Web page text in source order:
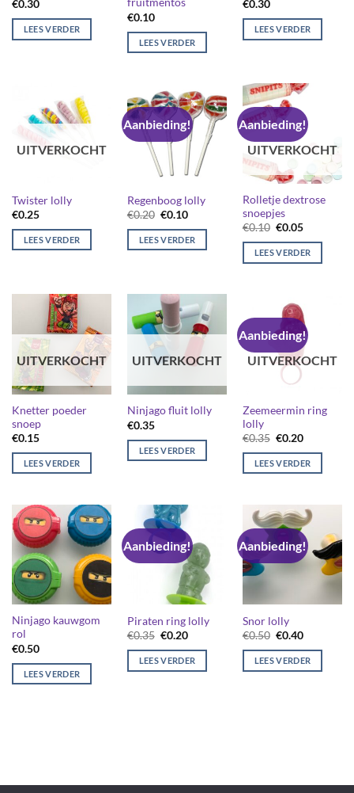
€0.30
LEES VERDER
fruitmentos
€0.10
LEES VERDER
€0.30
LEES VERDER
UITVERKOCHT
Twister lolly
€0.25
LEES VERDER
Aanbieding!
Regenboog lolly
€0.20 Oorspronkelijke
was:
€0.20.
€0.10Huidige
is:
€0.10.
LEES VERDER
Aanbieding!
UITVERKOCHT
Rolletje dextrose
snoepjes
€0.10 Oorspronkelijke
was:
€0.10.
€0.05Huidige
is:
€0.05.
LEES VERDER
UITVERKOCHT
Knetter poeder
snoep
€0.15
LEES VERDER
UITVERKOCHT
Ninjago fluit lolly
€0.35
LEES VERDER
Aanbieding!
UITVERKOCHT
Zeemeermin ring
lolly
€0.35 Oorspronkelijke
was:
€0.35.
€0.20Huidige
is:
€0.20.
LEES VERDER
Ninjago kauwgom
rol
€0.50
LEES VERDER
Aanbieding!
Piraten ring lolly
€0.35 Oorspronkelijke
was:
€0.35.
€0.20Huidige
is:
€0.20.
LEES VERDER
Aanbieding!
Snor lolly
€0.50 Oorspronkelijke
was:
€0.50.
€0.40Huidige
is:
€0.40.
LEES VERDER